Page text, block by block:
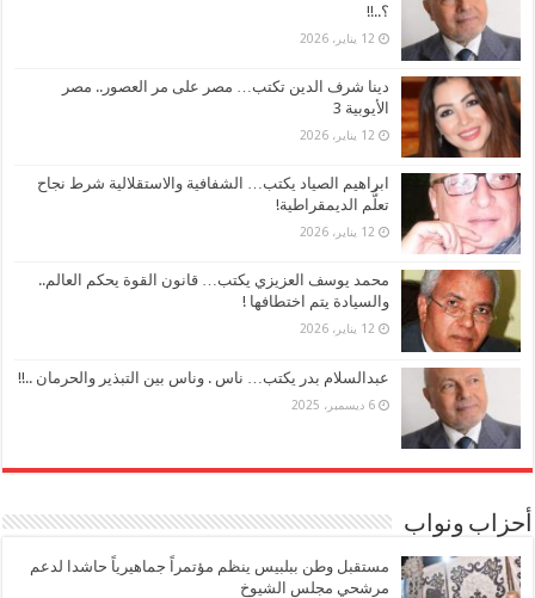
؟..!!
12 يناير، 2026
دينا شرف الدين تكتب… مصر على مر العصور.. مصر
الأيوبية 3
12 يناير، 2026
ابراهيم الصياد يكتب… الشفافية والاستقلالية شرط نجاح
تعلُّم الديمقراطية!
12 يناير، 2026
محمد يوسف العزيزي يكتب… قانون القوة يحكم العالم..
والسيادة يتم اختطافها !
12 يناير، 2026
عبدالسلام بدر يكتب… ناس . وناس بين التبذير والحرمان ..!!
6 ديسمبر، 2025
أحزاب ونواب
مستقبل وطن ببلبيس ينظم مؤتمراً جماهيرياً حاشدا لدعم
مرشحي مجلس الشيوخ